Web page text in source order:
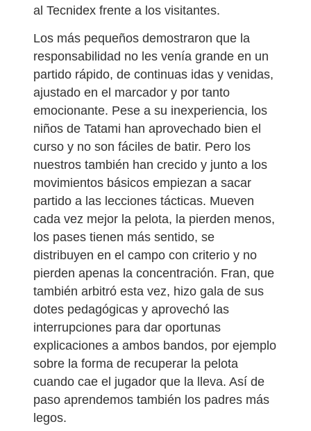
al Tecnidex frente a los visitantes.
Los más pequeños demostraron que la
responsabilidad no les venía grande en un
partido rápido, de continuas idas y venidas,
ajustado en el marcador y por tanto
emocionante. Pese a su inexperiencia, los
niños de Tatami han aprovechado bien el
curso y no son fáciles de batir. Pero los
nuestros también han crecido y junto a los
movimientos básicos empiezan a sacar
partido a las lecciones tácticas. Mueven
cada vez mejor la pelota, la pierden menos,
los pases tienen más sentido, se
distribuyen en el campo con criterio y no
pierden apenas la concentración. Fran, que
también arbitró esta vez, hizo gala de sus
dotes pedagógicas y aprovechó las
interrupciones para dar oportunas
explicaciones a ambos bandos, por ejemplo
sobre la forma de recuperar la pelota
cuando cae el jugador que la lleva. Así de
paso aprendemos también los padres más
legos.